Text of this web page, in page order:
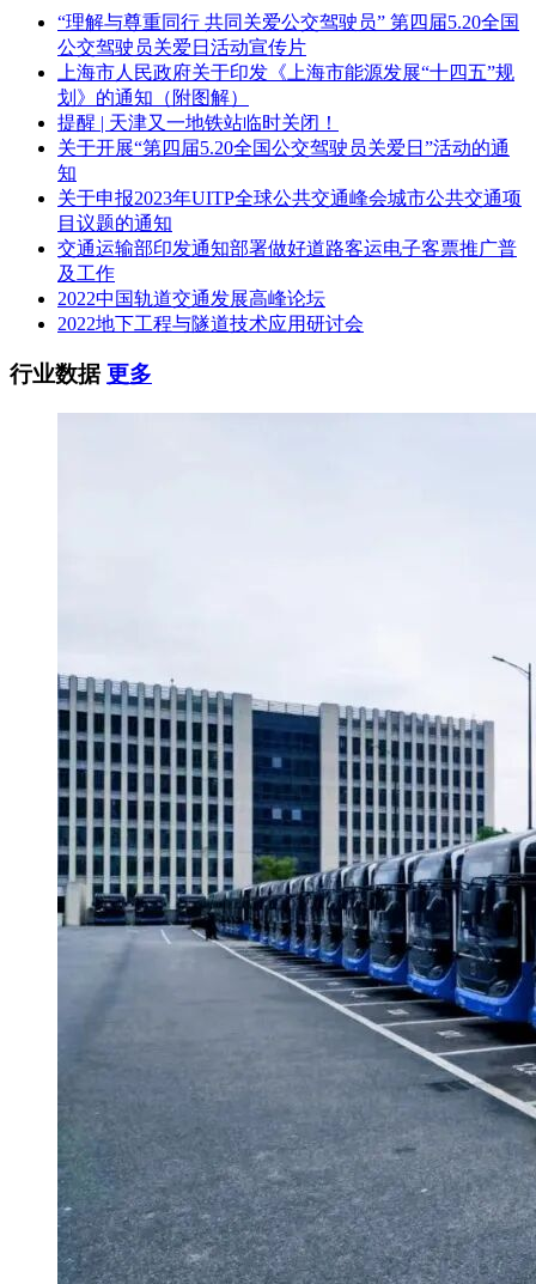
录”中禁止参加政府采购活动期间。（如相关失信记录已失
效，报价人提供相关证明资料）；
(5)未被列入“中国执行信息公开网”失信被执行人。（如相关失
信记录已失效，报价人提供相关证明资料）；
(6)报价人不存在以下情形①存在大额诉讼或多宗诉讼或其它
违法、违约等影响本次招标项目正常履行的情形。②报价人或
其关联公司曾与东莞市交通投资集团有限公司及其下属企业签
订合同，且在履约过程中因报价人或其关联公司严重违约而导
致合同变更、中止、解除的。③报价人或其关联公司正在与东
莞市交通投资集团有限公司及其下属企业发生诉讼的。④法院
判决或仲裁裁决认定报价人或其关联公司在与东莞市交通投资
集团有限公司及其下属企业履约过程中存在违约责任或过失责
任的。（须提供书面承诺声明）。
报名时不得上传非报名要求的资料，如价格信息等。报名人须
到城轨采购网（网址：www.mtrmart.com)上传以下资料（未按
以下格式提交的报价将被视为无效报价）：
（1）营业执照复印件（副本）（加盖公章）；
（2）法定代表人证明书、法定代表人授权书（格式见附件，
正本加盖公章）；
（3）法定代表人、被授权人身份证复印件（加盖公章）；
（4）合格投标人承诺声明（加盖公章）；
（5）报价承诺书（格式见附件，加盖公章）
（1）所有报价人须按要求提交比价保证金，金额为（人民
币）2474.00元。比价保证金必须由报价人的银行对公账户转
出，否则视为报价无效。
（2）本次比价保证金的提交仅接受银行转账的方式。报价人
按照比价公告发布后城轨采购网推送的银行账户缴纳比价保证
金，比价保证金必须在项目报名截止时间前提交，并以收款银
行显示保证金到账的时间为准。逾期或未提交比价保证金的报
价人，其报价无效。
“理解与尊重同行 共同关爱公交驾驶员” 第四届5.20全国
公交驾驶员关爱日活动宣传片
上海市人民政府关于印发《上海市能源发展“十四五”规
划》的通知（附图解）
提醒 | 天津又一地铁站临时关闭！
关于开展“第四届5.20全国公交驾驶员关爱日”活动的通
知
关于申报2023年UITP全球公共交通峰会城市公共交通项
目议题的通知
交通运输部印发通知部署做好道路客运电子客票推广普
及工作
2022中国轨道交通发展高峰论坛
2022地下工程与隧道技术应用研讨会
行业数据更多